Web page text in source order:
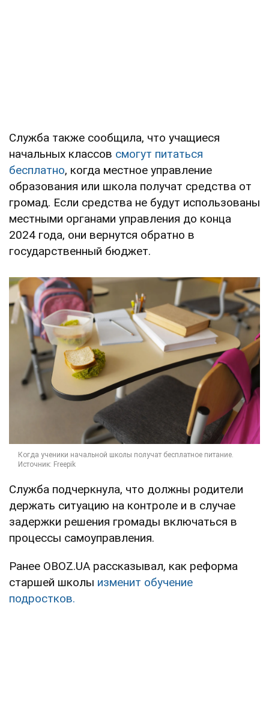
Служба также сообщила, что учащиеся
начальных классов смогут питаться
бесплатно, когда местное управление
образования или школа получат средства от
громад. Если средства не будут использованы
местными органами управления до конца
2024 года, они вернутся обратно в
государственный бюджет.
Служба подчеркнула, что должны родители
держать ситуацию на контроле и в случае
задержки решения громады включаться в
процессы самоуправления.
Ранее OBOZ.UA рассказывал, как реформа
старшей школы изменит обучение
подростков.